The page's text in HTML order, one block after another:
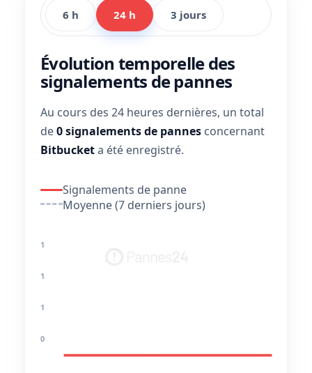
6 h 24 h 3 jours
Évolution temporelle des
signalements de pannes
Au cours des 24 heures dernières, un total
de0 signalements de pannes concernant
Bitbucketa été enregistré.
Signalements de panne
Moyenne (7 derniers jours)
1
1
1
0